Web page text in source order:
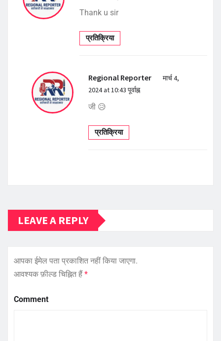
Thank u sir
प्रतिक्रिया
Regional Reporter
मार्च 4,
2024 at 10:43 पूर्वाह्न
जी 😥
प्रतिक्रिया
LEAVE A REPLY
आपका ईमेल पता प्रकाशित नहीं किया जाएगा.
आवश्यक फ़ील्ड चिह्नित हैं *
Comment